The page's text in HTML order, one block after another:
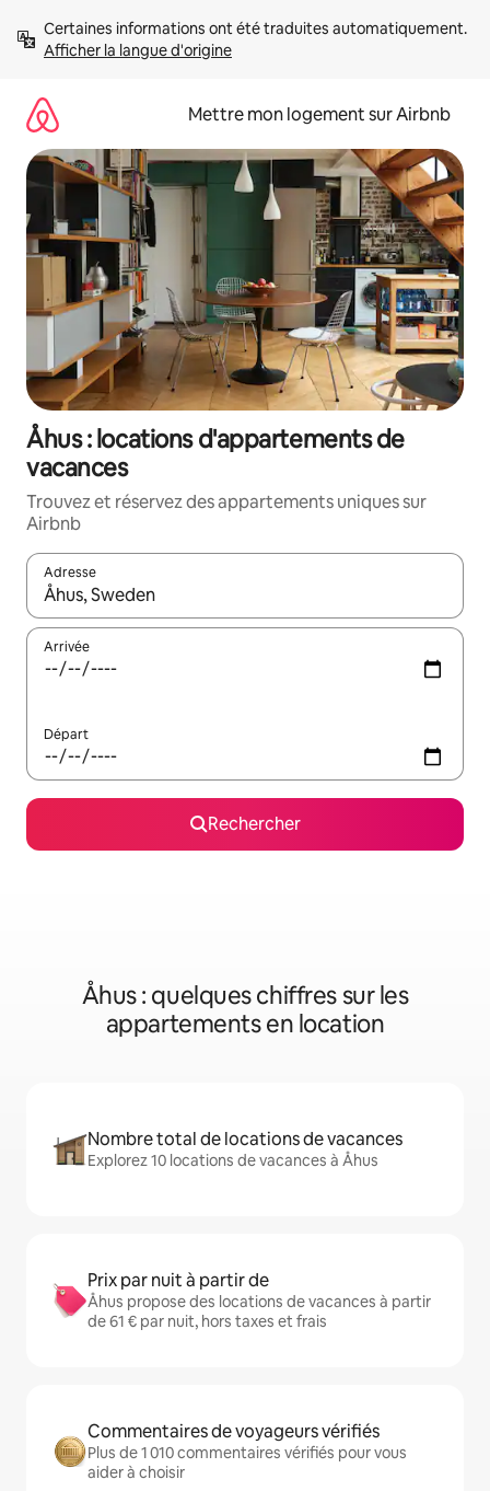
directement
Afficher la langue d'origine
Mettre mon logement sur Airbnb
Åhus : locations d'appartements de
vacances
Trouvez et réservez des appartements uniques sur
Airbnb
Adresse
Lorsque les résultats s'affichent, utilisez les flèches vers le
Arrivée
Départ
Rechercher
Åhus : quelques chiffres sur les
appartements en location
Nombre total de locations de vacances
Explorez 10 locations de vacances à Åhus
Prix par nuit à partir de
Åhus propose des locations de vacances à partir
de 61 € par nuit, hors taxes et frais
Commentaires de voyageurs vérifiés
Plus de 1 010 commentaires vérifiés pour vous
aider à choisir